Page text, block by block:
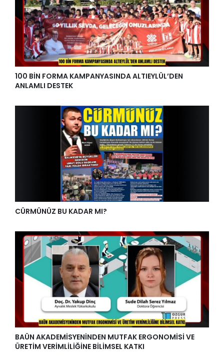
100 BİN FORMA KAMPANYASINDA ALTIEYLÜL’DEN
ANLAMLI DESTEK
CÜRMÜNÜZ BU KADAR MI?
BAÜN AKADEMİSYENİNDEN MUTFAK ERGONOMİSİ VE
ÜRETİM VERİMLİLİĞİNE BİLİMSEL KATKI